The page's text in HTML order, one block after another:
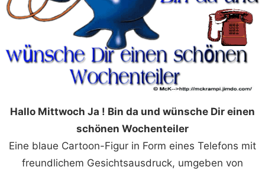
Hallo Mittwoch Ja ! Bin da und wünsche Dir einen
schönen Wochenteiler
Eine blaue Cartoon-Figur in Form eines Telefons mit
freundlichem Gesichtsausdruck, umgeben von